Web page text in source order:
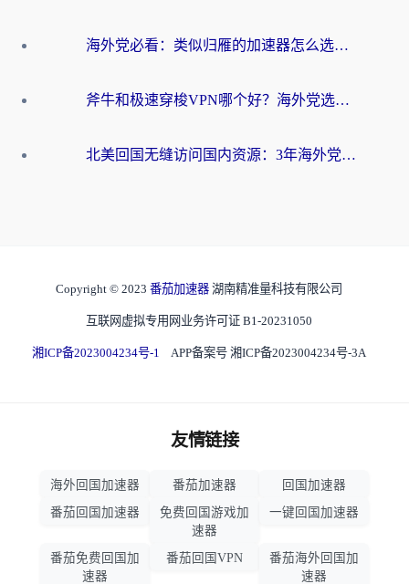
海外党必看：类似归雁的加速器怎么选？一篇搞定无缝访问国内资源
斧牛和极速穿梭VPN哪个好？海外党选回国加速器必看的真实对比与避坑指南
北美回国无缝访问国内资源：3年海外党亲测的加速器选择指南
Copyright © 2023 番茄加速器 湖南精准量科技有限公司
互联网虚拟专用网业务许可证 B1-20231050
湘ICP备2023004234号-1 APP备案号 湘ICP备2023004234号-3A
友情链接
海外回国加速器 番茄加速器
回国加速器
番茄回国加速器
免费回国游戏加
速器
一键回国加速器
番茄免费回国加
速器
番茄回国VPN
番茄海外回国加
速器